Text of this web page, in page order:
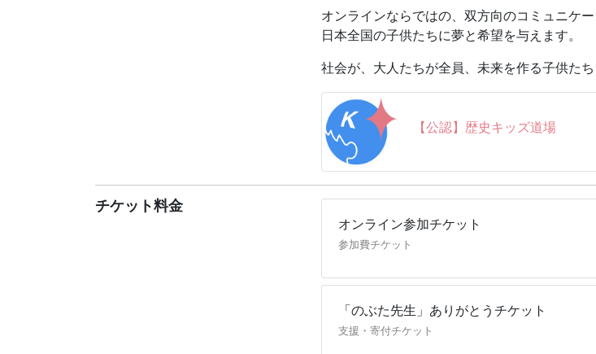
歴史を動かすのは、いつも、特別な才能だけで
＜こんな登場人物を予定しています（変更する
★90歳近くまで描き続けた浮世絵師：葛飾北斎
★日本全国を歩いて地図づくりに挑戦：伊能忠敬
★何度も失敗しながら、世界で研究を続けた
★安定した生活を手放し、旅に出て作品を生
歴史が好きな子も、没入型ストーリで歴史体
シリーズを通して、子どもが歴史を学ぶ楽し
＼「歴史キッズ道場☆」はこんな授業！／
日本史の重要な出来事なども紹介しながら、
な解説が魅力です。講師は、入会が数か月先
理クラブ」代表の古川順大先生こと、のぶた先
オンラインならではの、双方向のコミュニケ
日本全国の子供たちに夢と希望を与えます。
社会が、大人たちが全員、未来を作る子供た
【公認】歴史キッズ道場
チケット料金
オンライン参加チケット
参加費チケット
「のぶた先生」ありがとうチケット
支援・寄付チケット